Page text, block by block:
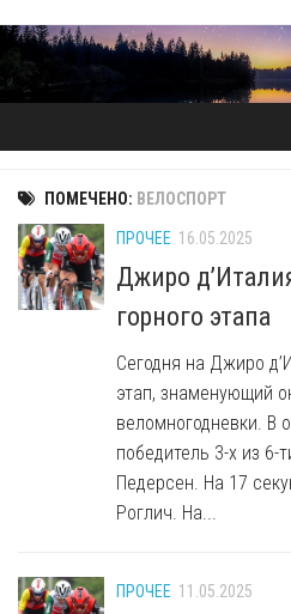
содержанию
ПОМЕЧЕНО: ВЕЛОСПОРТ
ПРОЧЕЕ 16.05.2025
Джиро
горного этапа
Сегодня на Джиро
этап, знаменующий
веломногодневки. В
победитель 3-х из
Педерсен. На 17
Роглич. На...
ПРОЧЕЕ 11.05.2025